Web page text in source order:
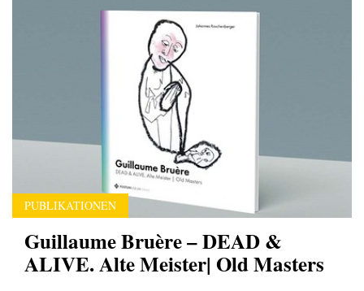
PUBLIKATIONEN
Guillaume Bruère – DEAD &
ALIVE. Alte Meister| Old Masters